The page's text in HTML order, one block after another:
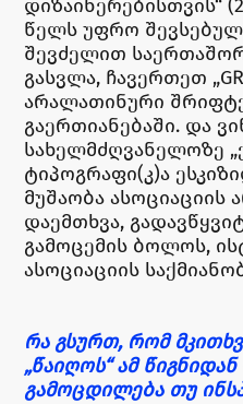
დიზაინერებისთვის“
წელს უფრო
შევძელით
გასვლა, ჩავერთეთ
არალათინური
გაერთიანებაში. და
სახელმძღვანელოზე
ტიპოგრაფი(კ)ა
მუშაობა ასოციაციის
დაემთხვა,
გამოცემის ბოლოს,
ასოციაციის
რა გსურთ, რომ
„წაიღოს“ ამ
გამოცდილება თუ